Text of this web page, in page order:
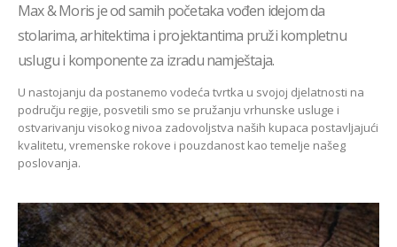
Max & Moris je od samih početaka vođen idejom da
stolarima, arhitektima i projektantima pruži kompletnu
uslugu i komponente za izradu namještaja.
U nastojanju da postanemo vodeća tvrtka u svojoj djelatnosti na
području regije, posvetili smo se pružanju vrhunske usluge i
ostvarivanju visokog nivoa zadovoljstva naših kupaca postavljajući
kvalitetu, vremenske rokove i pouzdanost kao temelje našeg
poslovanja.